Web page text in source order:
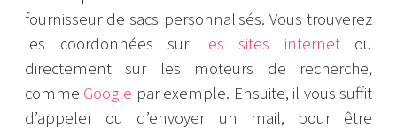
fournisseur de sacs personnalisés. Vous trouverez
les coordonnées sur les sites internetou
directement sur les moteurs de recherche,
comme Google par exemple. Ensuite, il vous suffit
d’appeler ou d’envoyer un mail, pour être